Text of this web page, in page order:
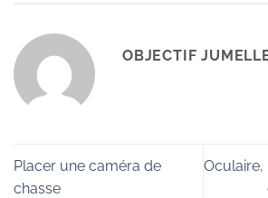
OBJECTIF
Placer une caméra de
chasse